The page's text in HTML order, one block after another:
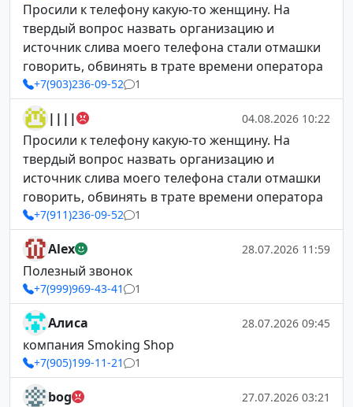
Просили к телефону какую-то женщину. На
твердый вопрос назвать организацию и
источник слива моего телефона стали отмашки
говорить, обвинять в трате времени оператора
+7(903)236-09-52 1
|||| 04.08.2026 10:22
Просили к телефону какую-то женщину. На
твердый вопрос назвать организацию и
источник слива моего телефона стали отмашки
говорить, обвинять в трате времени оператора
+7(911)236-09-52 1
Alex 28.07.2026 11:59
Полезный звонок
+7(999)969-43-41 1
Алиса 28.07.2026 09:45
компания Smoking Shop
+7(905)199-11-21 1
bog 27.07.2026 03:21